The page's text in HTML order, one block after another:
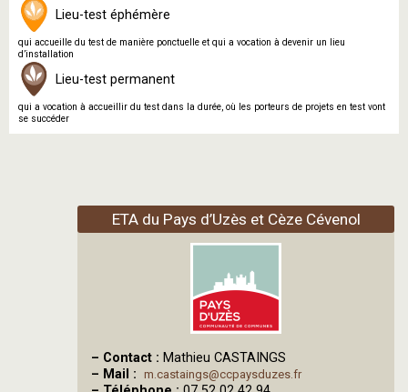
Lieu-test éphémère
qui accueille du test de manière ponctuelle et qui a vocation à devenir un lieu
d’installation
Lieu-test permanent
qui a vocation à accueillir du test dans la durée, où les porteurs de projets en test vont
se succéder
ETA du Pays d’Uzès et Cèze Cévenol
– Contact : Mathieu CASTAINGS
– Mail : m.castaings@ccpaysduzes.fr